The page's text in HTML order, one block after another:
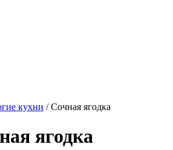
кухни / Сочная ягодка
ягодка